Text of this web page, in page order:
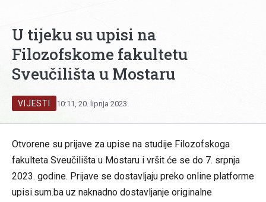
U tijeku su upisi na
Filozofskome fakultetu
Sveučilišta u Mostaru
VIJESTI 10:11, 20. lipnja 2023.
Otvorene su prijave za upise na studije Filozofskoga
fakulteta Sveučilišta u Mostaru i vršit će se do 7. srpnja
2023. godine. Prijave se dostavljaju preko online platforme
upisi.sum.ba uz naknadno dostavljanje originalne